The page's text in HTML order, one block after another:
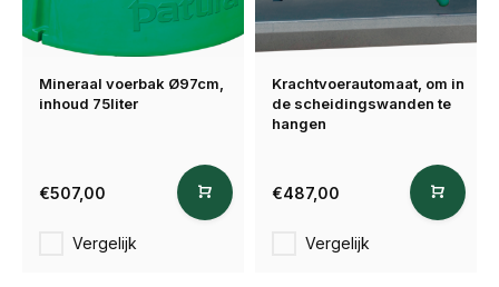
Mineraal voerbak Ø97cm,
inhoud 75liter
€507,00
Vergelijk
Krachtvoerautomaat, om in
de scheidingswanden te
hangen
€487,00
Vergelijk